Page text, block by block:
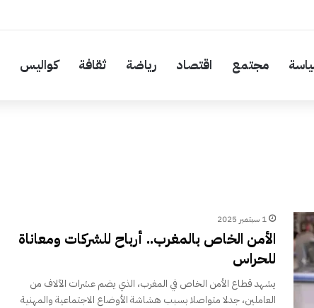
مجتمع اقتصاد رياضة ثقافة كواليس
1 سبتمبر 2025
الأمن الخاص بالمغرب.. أرباح للشركات ومعاناة
للحراس
يشهد قطاع الأمن الخاص في المغرب، الذي يضم عشرات الآلاف من
العاملين، جدلا متواصلا بسبب هشاشة الأوضاع الاجتماعية والمهنية